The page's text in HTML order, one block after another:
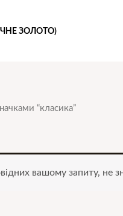
ЗОЛОТО)
“класика”
вашому запиту, не